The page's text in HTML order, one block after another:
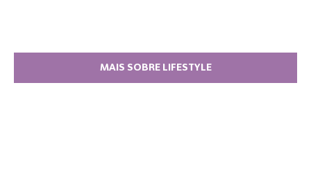
MAIS SOBRE LIFESTYLE